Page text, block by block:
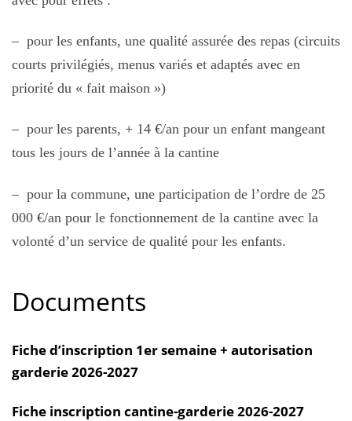
– pour les enfants, une qualité assurée des repas (circuits
courts privilégiés, menus variés et adaptés avec en
priorité du « fait maison »)
– pour les parents, + 14 €/an pour un enfant mangeant
tous les jours de l’année à la cantine
– pour la commune, une participation de l’ordre de 25
000 €/an pour le fonctionnement de la cantine avec la
volonté d’un service de qualité pour les enfants.
Documents
Fiche d’inscription 1er semaine + autorisation
garderie 2026-2027
Fiche inscription cantine-garderie 2026-2027